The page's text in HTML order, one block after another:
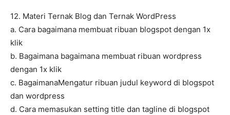
12. Materi Ternak Blog dan Ternak WordPress
a. Cara bagaimana membuat ribuan blogspot dengan 1x
klik
b. Bagaimana bagaimana membuat ribuan wordpress
dengan 1x klik
c. BagaimanaMengatur ribuan judul keyword di blogspot
dan wordpress
d. Cara memasukan setting title dan tagline di blogspot